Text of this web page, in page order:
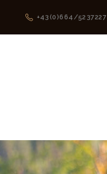
+43(0)664/5237227